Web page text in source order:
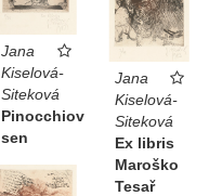
Jana
Kiselová-
Siteková
Pinocchiov
sen
Jana
Kiselová-
Siteková
Ex libris
Maroško
Tesař